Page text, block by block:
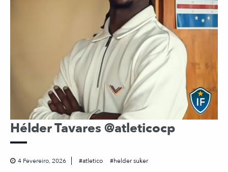
Hélder Tavares @atleticocp
4 Fevereiro, 2026 atletico helder suker